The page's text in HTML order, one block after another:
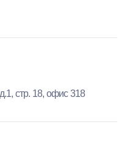
стр. 18, офис 318